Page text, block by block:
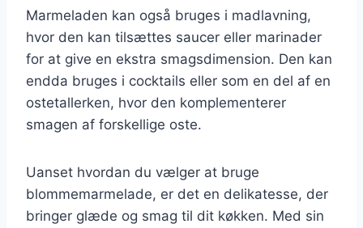
Marmeladen kan også bruges i madlavning,
hvor den kan tilsættes saucer eller marinader
for at give en ekstra smagsdimension. Den kan
endda bruges i cocktails eller som en del af en
ostetallerken, hvor den komplementerer
smagen af forskellige oste.
Uanset hvordan du vælger at bruge
blommemarmelade, er det en delikatesse, der
bringer glæde og smag til dit køkken. Med sin